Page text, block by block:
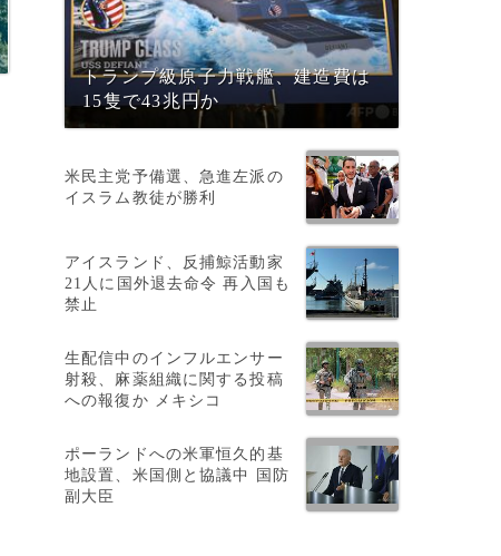
トランプ級原子力戦艦、建造費は
15隻で43兆円か
米民主党予備選、急進左派の
イスラム教徒が勝利
アイスランド、反捕鯨活動家
21人に国外退去命令 再入国も
禁止
生配信中のインフルエンサー
射殺、麻薬組織に関する投稿
への報復か メキシコ
ポーランドへの米軍恒久的基
地設置、米国側と協議中 国防
副大臣